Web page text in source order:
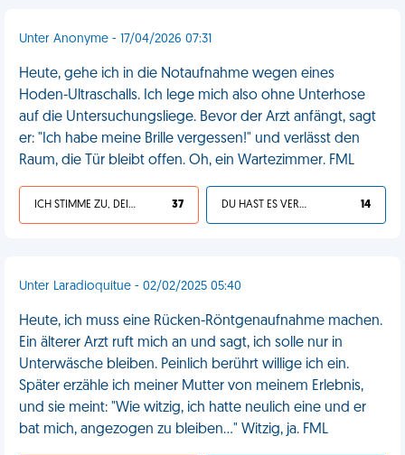
Unter Anonyme - 17/04/2026 07:31
Heute, gehe ich in die Notaufnahme wegen eines
Hoden-Ultraschalls. Ich lege mich also ohne Unterhose
auf die Untersuchungsliege. Bevor der Arzt anfängt, sagt
er: "Ich habe meine Brille vergessen!" und verlässt den
Raum, die Tür bleibt offen. Oh, ein Wartezimmer. FML
ICH STIMME ZU, DEIN LEBEN IST SCHEISSE 37 DU HAST ES VERDIENT 14
Unter Laradioquitue - 02/02/2025 05:40
Heute, ich muss eine Rücken-Röntgenaufnahme machen.
Ein älterer Arzt ruft mich an und sagt, ich solle nur in
Unterwäsche bleiben. Peinlich berührt willige ich ein.
Später erzähle ich meiner Mutter von meinem Erlebnis,
und sie meint: "Wie witzig, ich hatte neulich eine und er
bat mich, angezogen zu bleiben..." Witzig, ja. FML